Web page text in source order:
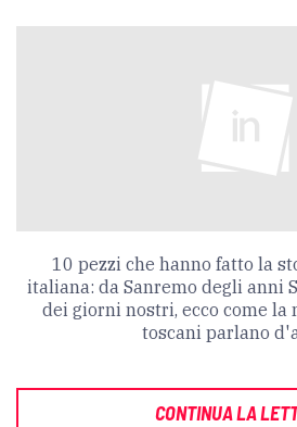
10 pezzi che hanno fatto la
italiana: da Sanremo degli anni
dei giorni nostri, ecco come la
toscani parlano
CONTINUA LA